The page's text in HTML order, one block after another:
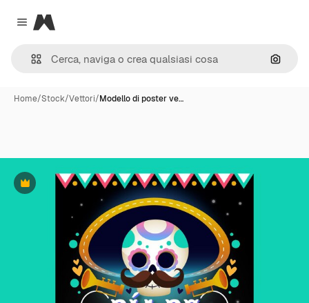
Close menu
Magnific
Cerca
Home/Stock/Vettori/Modello di poster ve…
Premium